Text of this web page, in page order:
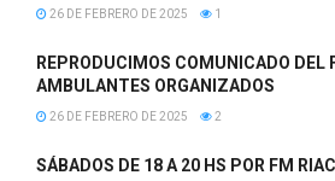
26 DE FEBRERO DE 2025 1
REPRODUCIMOS COMUNICADO DEL
AMBULANTES ORGANIZADOS
26 DE FEBRERO DE 2025 2
SÁBADOS DE 18 A 20 HS POR FM